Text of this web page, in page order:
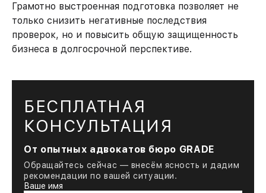
Грамотно выстроенная подготовка позволяет не
только снизить негативные последствия
проверок, но и повысить общую защищенность
бизнеса в долгосрочной перспективе.
БЕСПЛАТНАЯ
КОНСУЛЬТАЦИЯ
От опытных адвокатов бюро GRADE
Обращайтесь сейчас — внесём ясность и дадим
рекомендации по вашей ситуации.
Ваше имя